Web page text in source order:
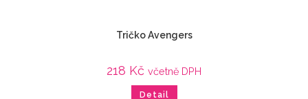
Tričko Avengers
218 Kč včetně DPH
Detail